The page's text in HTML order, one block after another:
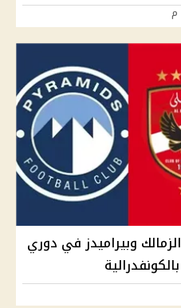
وبيراميدز في دوري